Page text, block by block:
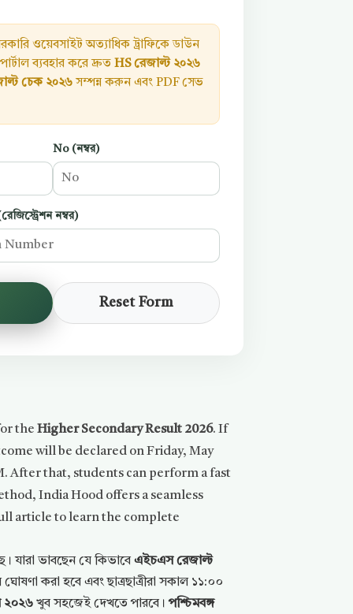
ওয়েবসাইট অত্যাধিক ট্রাফিকে ডাউন
ব্যবহার করে দ্রুতHS রেজাল্ট ২০২৬
চেক ২০২৬ সম্পন্ন করুন এবং PDF সেভ
No (নম্বর)
নম্বর)
Reset Form
theHigher Secondary Result 2026. If
will be declared on Friday, May
After that, students can perform a fast
India Hood offers a seamless
article to learn the complete
যারা ভাবছেন যে কিভাবেএইচএস রেজাল্ট
করা হবে এবং ছাত্রছাত্রীরা সকাল ১১:০০
২০২৬ খুব সহজেই দেখতে পারবে।পশ্চিমবঙ্গ